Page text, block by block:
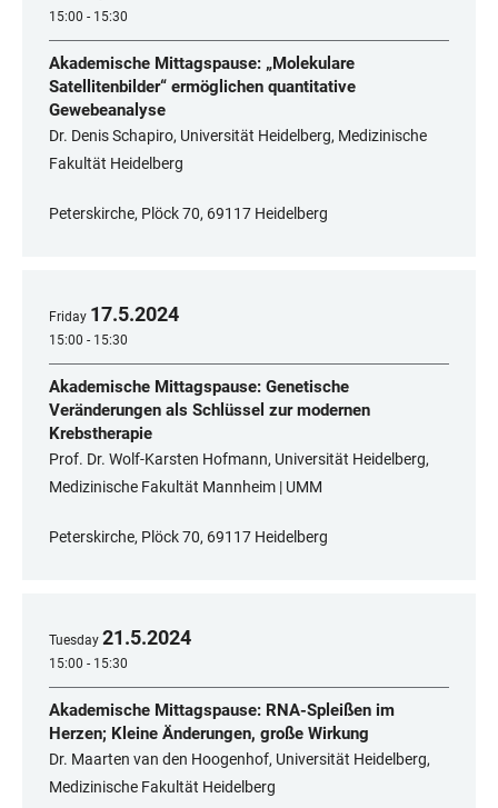
15:00 - 15:30
Akademische Mittagspause: „Molekulare
Satellitenbilder“ ermöglichen quantitative
Gewebeanalyse
Dr. Denis Schapiro, Universität Heidelberg, Medizinische
Fakultät Heidelberg
Peterskirche, Plöck 70, 69117 Heidelberg
Friday 17.5.2024
15:00 - 15:30
Akademische Mittagspause: Genetische
Veränderungen als Schlüssel zur modernen
Krebstherapie
Prof. Dr. Wolf-Karsten Hofmann, Universität Heidelberg,
Medizinische Fakultät Mannheim | UMM
Peterskirche, Plöck 70, 69117 Heidelberg
Tuesday 21.5.2024
15:00 - 15:30
Akademische Mittagspause: RNA-Spleißen im
Herzen; Kleine Änderungen, große Wirkung
Dr. Maarten van den Hoogenhof, Universität Heidelberg,
Medizinische Fakultät Heidelberg